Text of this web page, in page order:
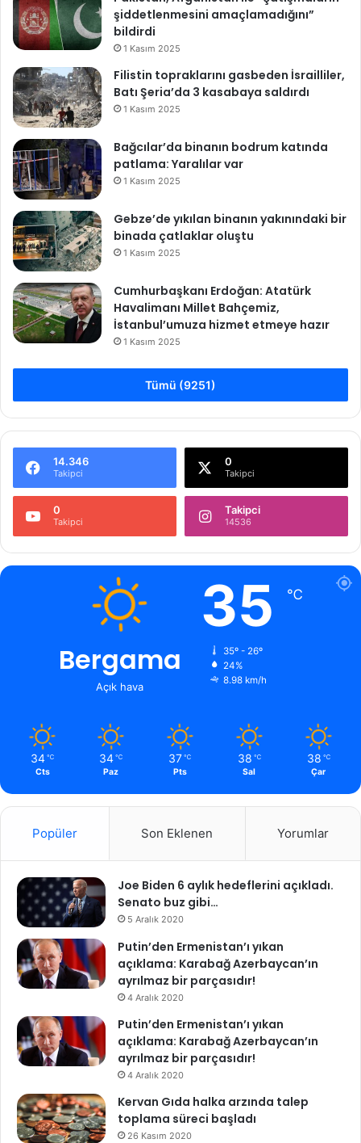
şiddetlenmesini amaçlamadığını”
bildirdi
1 Kasım 2025
Filistin topraklarını gasbeden İsrailliler,
Batı Şeria’da 3 kasabaya saldırdı
1 Kasım 2025
Bağcılar’da binanın bodrum katında
patlama: Yaralılar var
1 Kasım 2025
Gebze’de yıkılan binanın yakınındaki bir
binada çatlaklar oluştu
1 Kasım 2025
Cumhurbaşkanı Erdoğan: Atatürk
Havalimanı Millet Bahçemiz,
İstanbul’umuza hizmet etmeye hazır
1 Kasım 2025
Tümü (9251)
14.346
Takipci
0
Takipci
0
Takipci
Takipci
14536
Bergama
Açık hava
35 ℃
35º - 26º
24%
8.98 km/h
34 ℃
Cts
34 ℃
Paz
37 ℃
Pts
38 ℃
Sal
38 ℃
Çar
Popüler Son Eklenen Yorumlar
Joe Biden 6 aylık hedeflerini açıkladı.
Senato buz gibi…
5 Aralık 2020
Putin’den Ermenistan’ı yıkan
açıklama: Karabağ Azerbaycan’ın
ayrılmaz bir parçasıdır!
4 Aralık 2020
Putin’den Ermenistan’ı yıkan
açıklama: Karabağ Azerbaycan’ın
ayrılmaz bir parçasıdır!
4 Aralık 2020
Kervan Gıda halka arzında talep
toplama süreci başladı
26 Kasım 2020